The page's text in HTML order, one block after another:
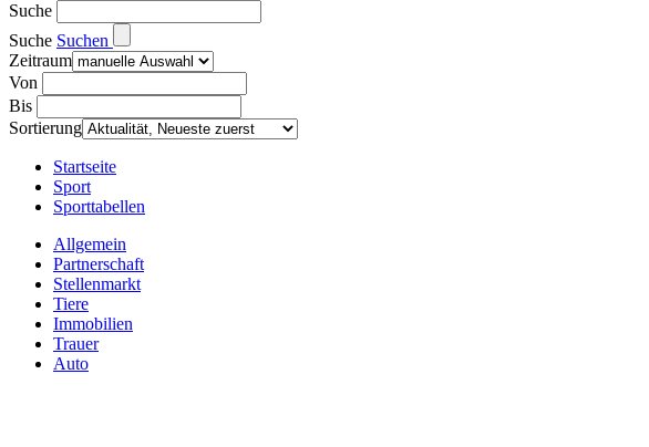
Suche
Suche Suchen
Zeitraum
Von
Bis
Sortierung
Startseite
Sport
Sporttabellen
Allgemein
Partnerschaft
Stellenmarkt
Tiere
Immobilien
Trauer
Auto